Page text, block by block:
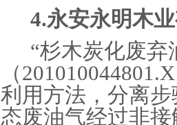
4.永安永明木
“杉木炭化废
（
利用方法，分离
态废油气经过非